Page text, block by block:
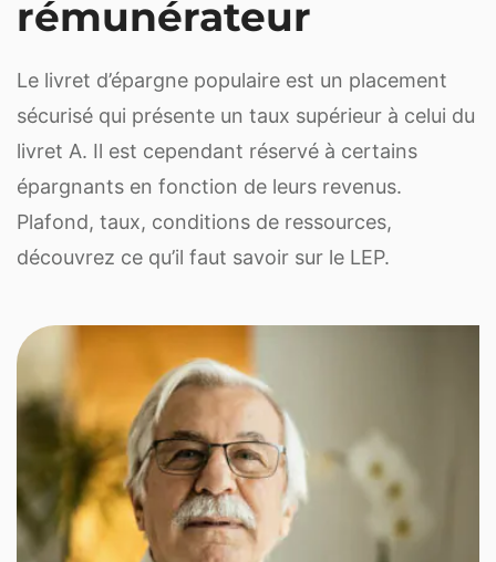
rémunérateur
Le livret d’épargne populaire est un placement
sécurisé qui présente un taux supérieur à celui du
livret A. Il est cependant réservé à certains
épargnants en fonction de leurs revenus.
Plafond, taux, conditions de ressources,
découvrez ce qu’il faut savoir sur le LEP.